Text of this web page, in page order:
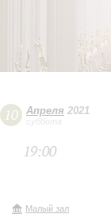
10 Апреля 2021
суббота
19:00
Малый зал